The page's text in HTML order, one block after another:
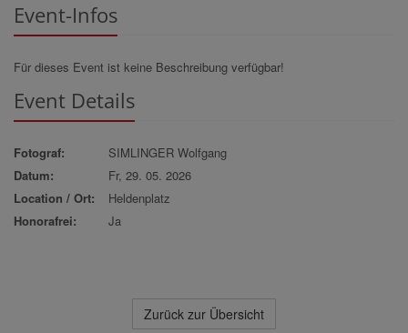
Event-Infos
Für dieses Event ist keine Beschreibung verfügbar!
Event Details
Fotograf:
SIMLINGER Wolfgang
Datum:
Fr, 29. 05. 2026
Location / Ort:
Heldenplatz
Honorafrei:
Ja
Zurück zur Übersicht